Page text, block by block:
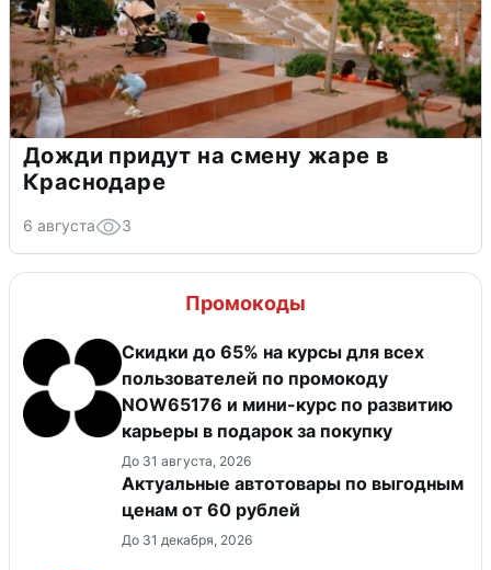
Дожди придут на смену жаре в
Краснодаре
6 августа 3
Промокоды
Скидки до 65% на курсы для всех
пользователей по промокоду
NOW65176 и мини-курс по развитию
карьеры в подарок за покупку
До 31 августа, 2026
Актуальные автотовары по выгодным
ценам от 60 рублей
До 31 декабря, 2026